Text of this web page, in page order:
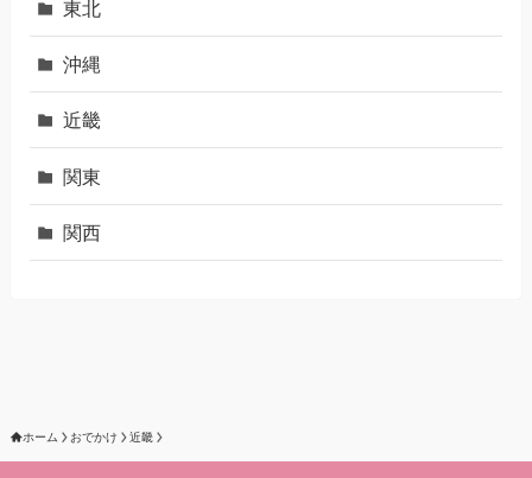
東北
沖縄
近畿
関東
関西
ホーム おでかけ 近畿